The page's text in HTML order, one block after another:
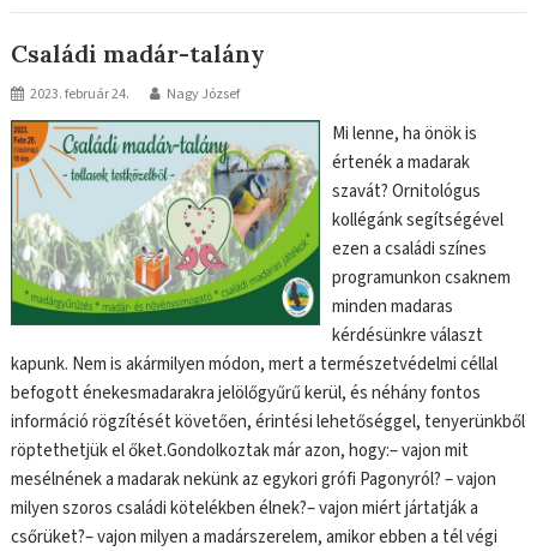
Családi madár-talány
2023. február 24. Nagy József
Mi lenne, ha önök is
értenék a madarak
szavát? Ornitológus
kollégánk segítségével
ezen a családi színes
programunkon csaknem
minden madaras
kérdésünkre választ
kapunk. Nem is akármilyen módon, mert a természetvédelmi céllal
befogott énekesmadarakra jelölőgyűrű kerül, és néhány fontos
információ rögzítését követően, érintési lehetőséggel, tenyerünkből
röptethetjük el őket.Gondolkoztak már azon, hogy:– vajon mit
mesélnének a madarak nekünk az egykori grófi Pagonyról? – vajon
milyen szoros családi kötelékben élnek?– vajon miért jártatják a
csőrüket?– vajon milyen a madárszerelem, amikor ebben a tél végi